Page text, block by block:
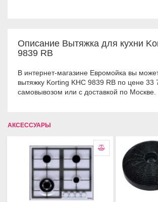
Описание Вытяжка для кухни
9839 RB
В интернет-магазине Евромойка вы
вытяжку Korting KHC 9839 RB по цене 33
самовывозом или с доставкой по Москве.
АКСЕССУАРЫ